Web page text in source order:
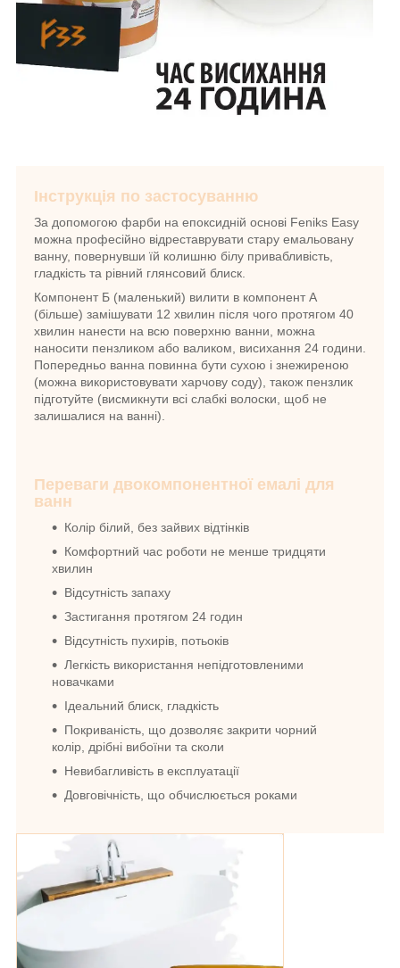
Переваги двокомпонентної емалі для
ванн
Колір білий, без зайвих відтінків
Комфортний час роботи не менше тридцяти
хвилин
Відсутність запаху
Застигання протягом 24 годин
Відсутність пухирів, потьоків
Легкість використання непідготовленими
новачками
Ідеальний блиск, гладкість
Покриваність, що дозволяє закрити чорний
колір, дрібні вибоїни та сколи
Невибагливість в експлуатації
Довговічність, що обчислюється роками
Інструкція по застосуванню
За допомогою фарби на епоксидній основі Feniks Easy
можна професійно відреставрувати стару емальовану
ванну, повернувши їй колишню білу привабливість,
гладкість та рівний глянсовий блиск.
Компонент Б (маленький) вилити в компонент А
(більше) замішувати 12 хвилин після чого протягом 40
хвилин нанести на всю поверхню ванни, можна
наносити пензликом або валиком, висихання 24 години.
Попередньо ванна повинна бути сухою і знежиреною
(можна використовувати харчову соду), також пензлик
підготуйте (висмикнути всі слабкі волоски, щоб не
залишалися на ванні).